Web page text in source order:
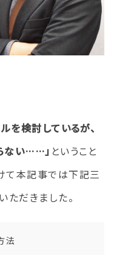
を検討しているが、
ない……」 ということ
て本記事では下記三
ただきました。
法